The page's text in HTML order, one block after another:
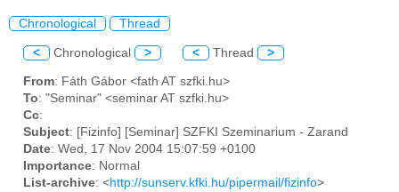
Chronological Thread
< Chronological > < Thread >
From: Fáth Gábor <fath AT szfki.hu>
To: "Seminar" <seminar AT szfki.hu>
Cc:
Subject: [Fizinfo] [Seminar] SZFKI Szeminarium - Zarand
Date: Wed, 17 Nov 2004 15:07:59 +0100
Importance: Normal
List-archive: <http://sunserv.kfki.hu/pipermail/fizinfo>